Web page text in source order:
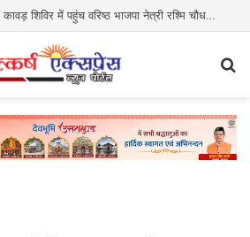
ध्रुव गुप्ता द्वारा लगाए गए कावड़ शिविर में पहुंच वरिष्ठ भाजपा नेत्री रश्मि चौधरी ने किया प्रसाद वितरित